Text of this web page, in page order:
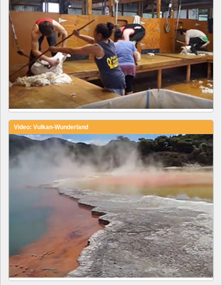
Video: Vulkan-Wunderland